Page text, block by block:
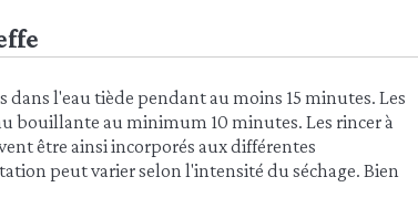
dans l'eau tiède pendant au moins 15 minutes. Les
bouillante au minimum 10 minutes. Les rincer à
être ainsi incorporés aux différentes
peut varier selon l'intensité du séchage. Bien